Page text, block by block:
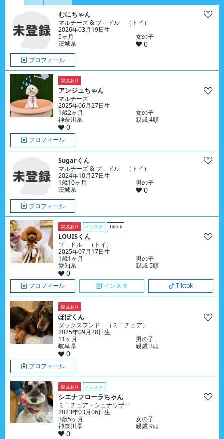
むにちゃん
マルチーズ & プ－ドル （トイ）
2026年03月19日生
5ヶ月
女の子
茨城県
0
プロフィール
親戚あり
アンジュちゃん
マルチーズ
2025年06月27日生
1歳2ヶ月
女の子
神奈川県
親戚 4頭
0
プロフィール
Sugarくん
マルチーズ & プ－ドル （トイ）
2024年10月27日生
1歳10ヶ月
男の子
茨城県
0
プロフィール
親戚あり インスタ Tiktok
LOUISくん
プ－ドル （トイ）
2025年07月17日生
1歳1ヶ月
男の子
愛知県
親戚 5頭
0
プロフィール インスタ Tiktok
親戚あり
ぽぽくん
ダックスフンド （ミニチュア）
2025年09月28日生
11ヶ月
男の子
岐阜県
親戚 3頭
0
プロフィール
親戚あり インスタ
シエナフローラちゃん
ミニチュア・シュナウザー
2023年03月06日生
3歳5ヶ月
女の子
神奈川県
親戚 9頭
0